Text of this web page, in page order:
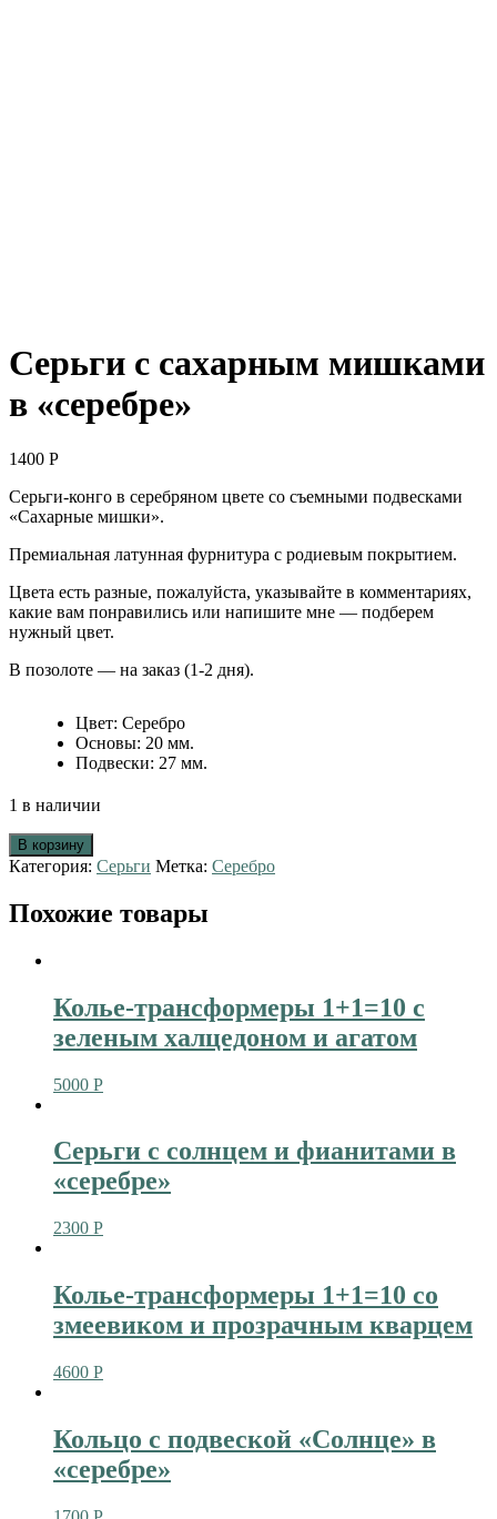
Серьги с сахарным мишками
в «серебре»
1400 Р
Серьги-конго в серебряном цвете со съемными подвесками
«Сахарные мишки».
Премиальная латунная фурнитура с родиевым покрытием.
Цвета есть разные, пожалуйста, указывайте в комментариях,
какие вам понравились или напишите мне — подберем
нужный цвет.
В позолоте — на заказ (1-2 дня).
Цвет: Серебро
Основы: 20 мм.
Подвески: 27 мм.
1 в наличии
В корзину
Категория: Серьги Метка: Серебро
Похожие товары
Колье-трансформеры 1+1=10 с
зеленым халцедоном и агатом
5000 Р
Серьги с солнцем и фианитами в
«серебре»
2300 Р
Колье-трансформеры 1+1=10 со
змеевиком и прозрачным кварцем
4600 Р
Кольцо с подвеской «Солнце» в
«серебре»